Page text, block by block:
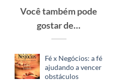
Você também pode
gostar de…
Fé x Negócios: a fé
ajudando a vencer
obstáculos